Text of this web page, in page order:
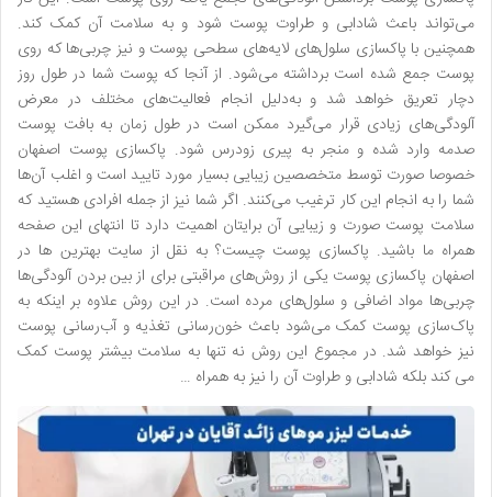
می‌تواند باعث شادابی و طراوت پوست شود و به سلامت آن کمک کند.
همچنین با پاکسازی سلول‌های لایه‌های سطحی پوست و نیز چربی‌ها که روی
پوست جمع شده است برداشته می‌شود. از آنجا که پوست شما در طول روز
دچار تعریق خواهد شد و به‌دلیل انجام فعالیت‌های مختلف در معرض
آلودگی‌های زیادی قرار می‌گیرد ممکن است در طول زمان به بافت پوست
صدمه وارد شده و منجر به پیری زودرس شود. پاکسازی پوست اصفهان
خصوصا صورت توسط متخصصین زیبایی بسیار مورد تایید است و اغلب آن‌ها
شما را به انجام این کار ترغیب می‌کنند. اگر شما نیز از جمله افرادی هستید که
سلامت پوست صورت و زیبایی آن برایتان اهمیت دارد تا انتهای این صفحه
همراه ما باشید. پاکسازی پوست چیست؟ به نقل از سایت بهترین ها در
اصفهان پاکسازی پوست یکی از روش‌های مراقبتی برای از بین بردن آلودگی‌ها
چربی‌ها مواد اضافی و سلول‌های مرده است. در این روش علاوه بر اینکه به
پاک‌سازی پوست کمک می‌شود باعث خون‌رسانی تغذیه و آب‌رسانی پوست
نیز خواهد شد. در مجموع این روش نه تنها به سلامت بیشتر پوست کمک
می کند بلکه شادابی و طراوت آن را نیز به همراه …